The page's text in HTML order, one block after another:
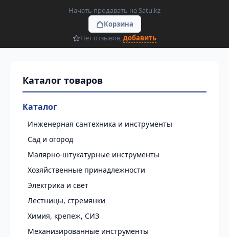
Начать продавать на Satu.kz
Корзина
Нет отзывов,добавить
Каталог
Инженерная сантехника и инструменты
Сад и огород
Малярно-штукатурные инструменты
Хозяйственные принадлежности
Электрика и свет
Лестницы, стремянки
Химия, крепеж, СИЗ
Механизированные инструменты